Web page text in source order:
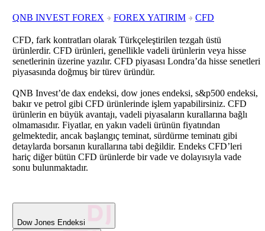
QNB INVEST FOREX FOREX YATIRIM CFD
CFD, fark kontratları olarak Türkçeleştirilen tezgah üstü
ürünlerdir. CFD ürünleri, genellikle vadeli ürünlerin veya hisse
senetlerinin üzerine yazılır. CFD piyasası Londra’da hisse senetleri
piyasasında doğmuş bir türev üründür.
QNB Invest’de dax endeksi, dow jones endeksi, s&p500 endeksi,
bakır ve petrol gibi CFD ürünlerinde işlem yapabilirsiniz. CFD
ürünlerin en büyük avantajı, vadeli piyasaların kurallarına bağlı
olmamasıdır. Fiyatlar, en yakın vadeli ürünün fiyatından
gelmektedir, ancak başlangıç teminat, sürdürme teminatı gibi
detaylarda borsanın kurallarına tabi değildir. Endeks CFD’leri
hariç diğer bütün CFD ürünlerde bir vade ve dolayısıyla vade
sonu bulunmaktadır.
Dow Jones Endeksi